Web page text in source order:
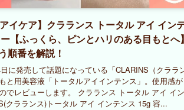
アイケア】クラランス トータル アイ イン
【ふっくら、ピンとハリのある目もとへ
順番を解説！
に発売して話題になっている「CLARINS（クララ
と用美容液「トータルアイインテンス」。使用感
でレビューします。 クラランス トータル アイ イ
クラランス)トータル アイ インテンス 15g 容...